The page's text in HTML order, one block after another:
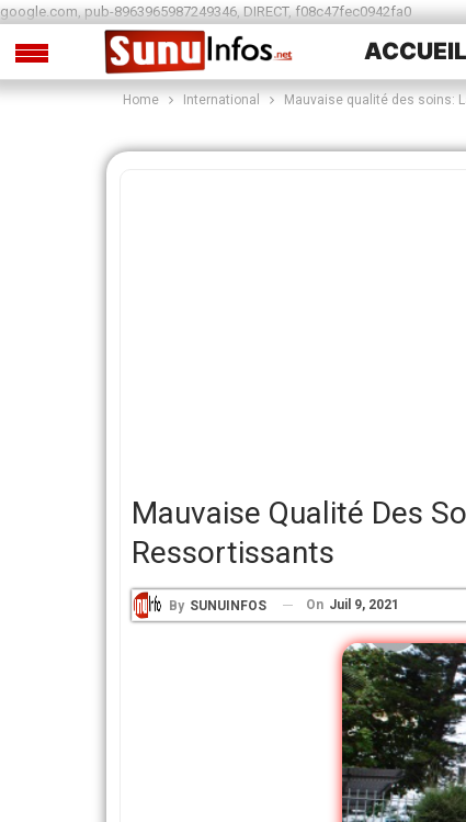
google.com, pub-8963965987249346, DIRECT, f08c47fec0942fa0
ACCUEIL
SPORTS
Home International Mauvaise qualité des soins:
Mauvaise Qualité Des
Ressortissants
By SUNUINFOS On Juil 9, 2021